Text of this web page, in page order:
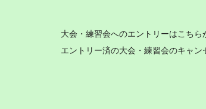
大会・練習会へのエントリーはこちら
エントリー済の大会・練習会のキャン